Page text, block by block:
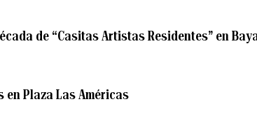
de “Casitas Artistas Residentes” en
Plaza Las Américas